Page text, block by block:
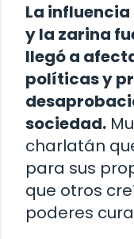
La influencia
y la zarina
llegó a
políticas y
sociedad.
charlatán
para sus
que otros
poderes